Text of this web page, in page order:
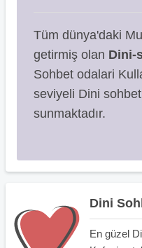
Tüm dünya'daki
getirmiş olan Dini-
Sohbet odalari
seviyeli Dini sohbet
sunmaktadır.
Dini
En güzel